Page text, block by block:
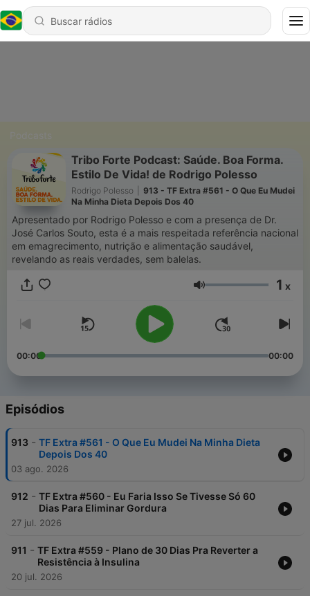
Tribo Forte Podcast: Saúde. Boa Forma.
Estilo De Vida! de Rodrigo Polesso
Rodrigo Polesso
913 - TF Extra #561 - O Que Eu Mudei
Na Minha Dieta Depois Dos 40
Apresentado por Rodrigo Polesso e com a presença de Dr.
José Carlos Souto, esta é a mais respeitada referência nacional
em emagrecimento, nutrição e alimentação saudável,
revelando as reais verdades, sem balelas.
Volume 1 x
00:00 00:00
Episódios
913 - TF Extra #561 - O Que Eu Mudei Na Minha Dieta
Depois Dos 40
03 ago. 2026
912 - TF Extra #560 - Eu Faria Isso Se Tivesse Só 60
Dias Para Eliminar Gordura
27 jul. 2026
911 - TF Extra #559 - Plano de 30 Dias Pra Reverter a
Resistência à Insulina
20 jul. 2026